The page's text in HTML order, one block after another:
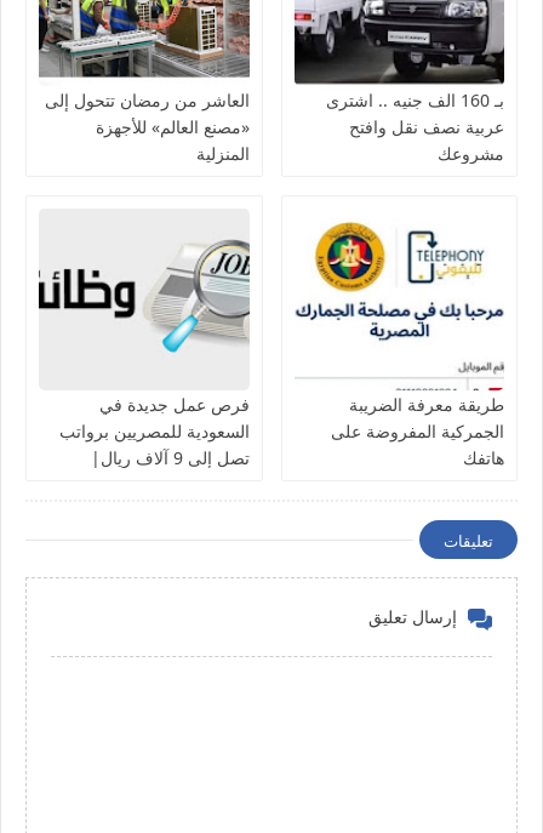
بـ 160 الف جنيه .. اشترى
عربية نصف نقل وافتح
مشروعك
العاشر من رمضان تتحول إلى
«مصنع العالم» للأجهزة
المنزلية
طريقة معرفة الضريبة
الجمركية المفروضة على
هاتفك
فرص عمل جديدة في
السعودية للمصريين برواتب
تصل إلى 9 آلاف ريال|
تعليقات
إرسال تعليق